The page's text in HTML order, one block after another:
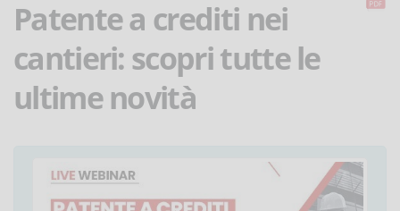
Patente a crediti nei
cantieri: scopri tutte le
ultime novità